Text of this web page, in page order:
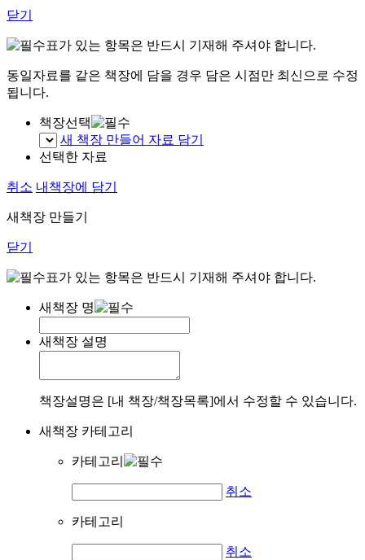
닫기
표가 있는 항목은 반드시 기재해 주셔야 합니다.
동일자료를 같은 책장에 담을 경우 담은 시점만 최신으로 수정
됩니다.
책장선택
새 책장 만들어 자료 담기
선택한 자료
취소 내책장에 담기
새책장 만들기
닫기
표가 있는 항목은 반드시 기재해 주셔야 합니다.
새책장 명
새책장 설명
책장설명은 [내 책장/책장목록]에서 수정할 수 있습니다.
새책장 카테고리
카테고리
취소
카테고리
취소